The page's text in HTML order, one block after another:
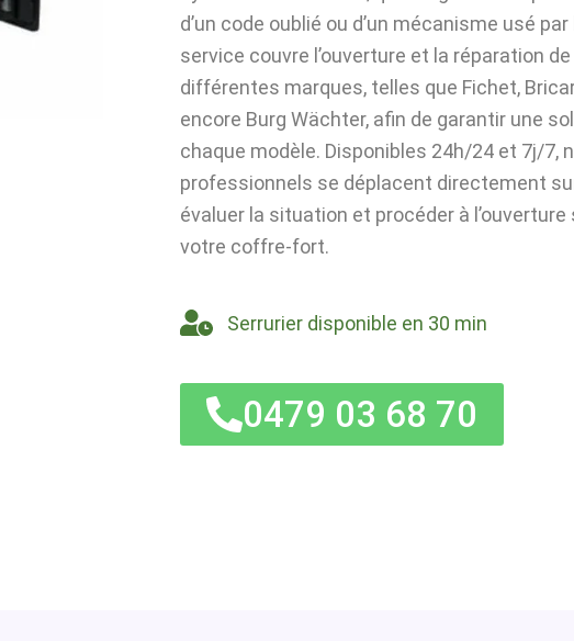
d’un code oublié ou d’un mécanisme usé
service couvre l’ouverture et la réparation
différentes marques, telles que Fichet,
encore Burg Wächter, afin de garantir une
chaque modèle. Disponibles 24h/24 et 7j/7,
professionnels se déplacent directement
évaluer la situation et procéder à
votre coffre-fort.
Serrurier disponible en 30 min
0479 03 68 70